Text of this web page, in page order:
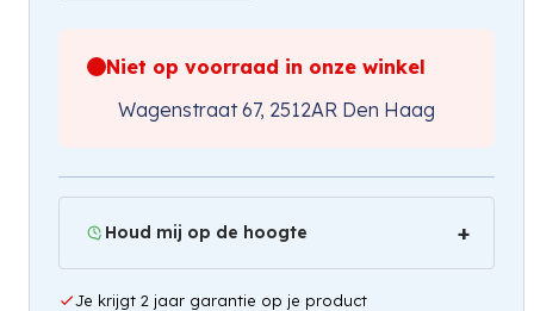
Niet op voorraad in onze winkel
Wagenstraat 67, 2512AR Den Haag
Houd mij op de hoogte
Je krijgt 2 jaar garantie op je product